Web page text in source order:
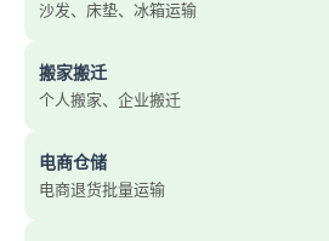
沙发、床垫、冰箱运输
搬家搬迁
个人搬家、企业搬迁
电商仓储
电商退货批量运输